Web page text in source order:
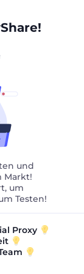
oder
Kontos ohne
gezahlte
und
Markt!
um
Testen!
Proxy